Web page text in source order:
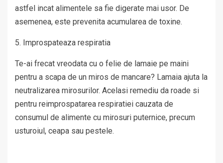
astfel incat alimentele sa fie digerate mai usor. De
asemenea, este prevenita acumularea de toxine.
5. Improspateaza respiratia
Te-ai frecat vreodata cu o felie de lamaie pe maini
pentru a scapa de un miros de mancare? Lamaia ajuta la
neutralizarea mirosurilor. Acelasi remediu da roade si
pentru reimprospatarea respiratiei cauzata de
consumul de alimente cu mirosuri puternice, precum
usturoiul, ceapa sau pestele.